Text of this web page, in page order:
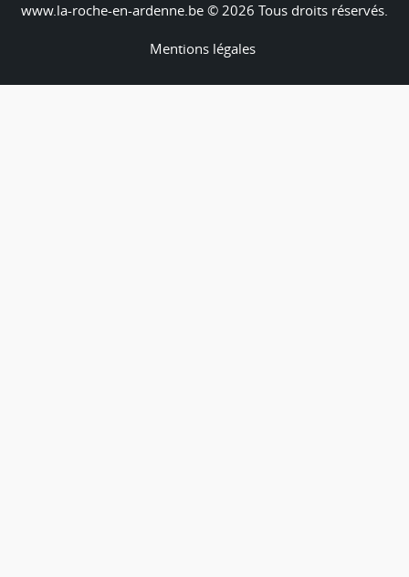
www.la-roche-en-ardenne.be © 2026 Tous droits réservés.
Mentions légales